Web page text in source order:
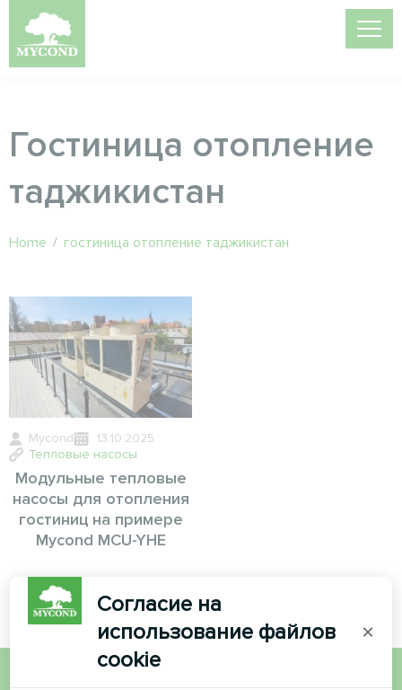
Гостиница отопление
таджикистан
Home / гостиница отопление таджикистан
Mycond
13.10.2025
Тепловые насосы
Модульные тепловые
насосы для отопления
гостиниц на примере
Mycond MCU-YHE
Согласие на
использование файлов
cookie
×